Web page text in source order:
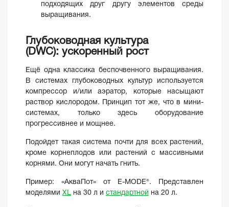
подходящих друг другу элементов среды
выращивания.
Глубоководная культура
(DWC): ускоренный рост
Ещё одна классика беспочвенного выращивания.
В системах глубоководных культур используется
компрессор и/или аэратор, которые насыщают
раствор кислородом. Принцип тот же, что в мини-
системах, только здесь оборудование
прогрессивнее и мощнее.
Подойдет такая система почти для всех растений,
кроме корнеплодов или растений с массивными
корнями. Они могут начать гнить.
Пример: «АкваПот» от E-MODE®. Представлен
моделями XL на 30 л и стандартной на 20 л.